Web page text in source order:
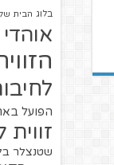
בלוג הבית
הפועל
זווית
שטנצלר